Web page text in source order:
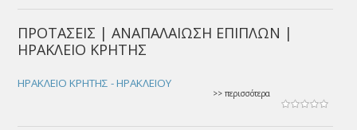
ΠΡΟΤΑΣΕΙΣ | ΑΝΑΠΑΛΑΙΩΣΗ ΕΠΙΠΛΩΝ |
ΗΡΑΚΛΕΙΟ ΚΡΗΤΗΣ
ΗΡΑΚΛΕΙΟ ΚΡΗΤΗΣ - ΗΡΑΚΛΕΙΟΥ
>> περισσότερα